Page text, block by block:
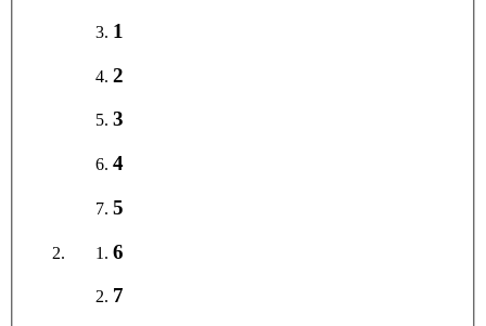
1
2
3
4
5
6
7